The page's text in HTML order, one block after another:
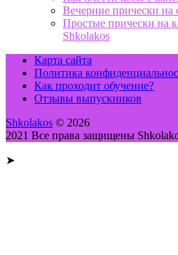
Вечерние прически на
Простые прически на
Shkolakos
Карта сайта
Политика
Как проходит обучение?
Отзывы выпускников
Shkolakos © 2026
2021 Все права защищены
➤